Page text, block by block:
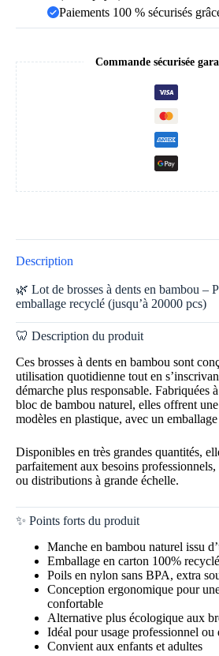
Paiements 100 % sécurisés
Commande sécurisée
Description
🌿 Lot de brosses à dents en bambou –
emballage recyclé (jusqu’à 20000 pcs)
🦷 Description du produit
Ces brosses à dents en bambou sont
utilisation quotidienne tout en
démarche plus responsable. Fabriquées
bloc de bambou naturel, elles offrent
modèles en plastique, avec un
Disponibles en très grandes quantités,
parfaitement aux besoins
ou distributions à grande échelle.
✨ Points forts du produit
Manche en bambou naturel issu
Emballage en carton 100% recyclé
Poils en nylon sans BPA, extra
Conception ergonomique pour
confortable
Alternative plus écologique aux
Idéal pour usage professionnel
Convient aux enfants et adultes